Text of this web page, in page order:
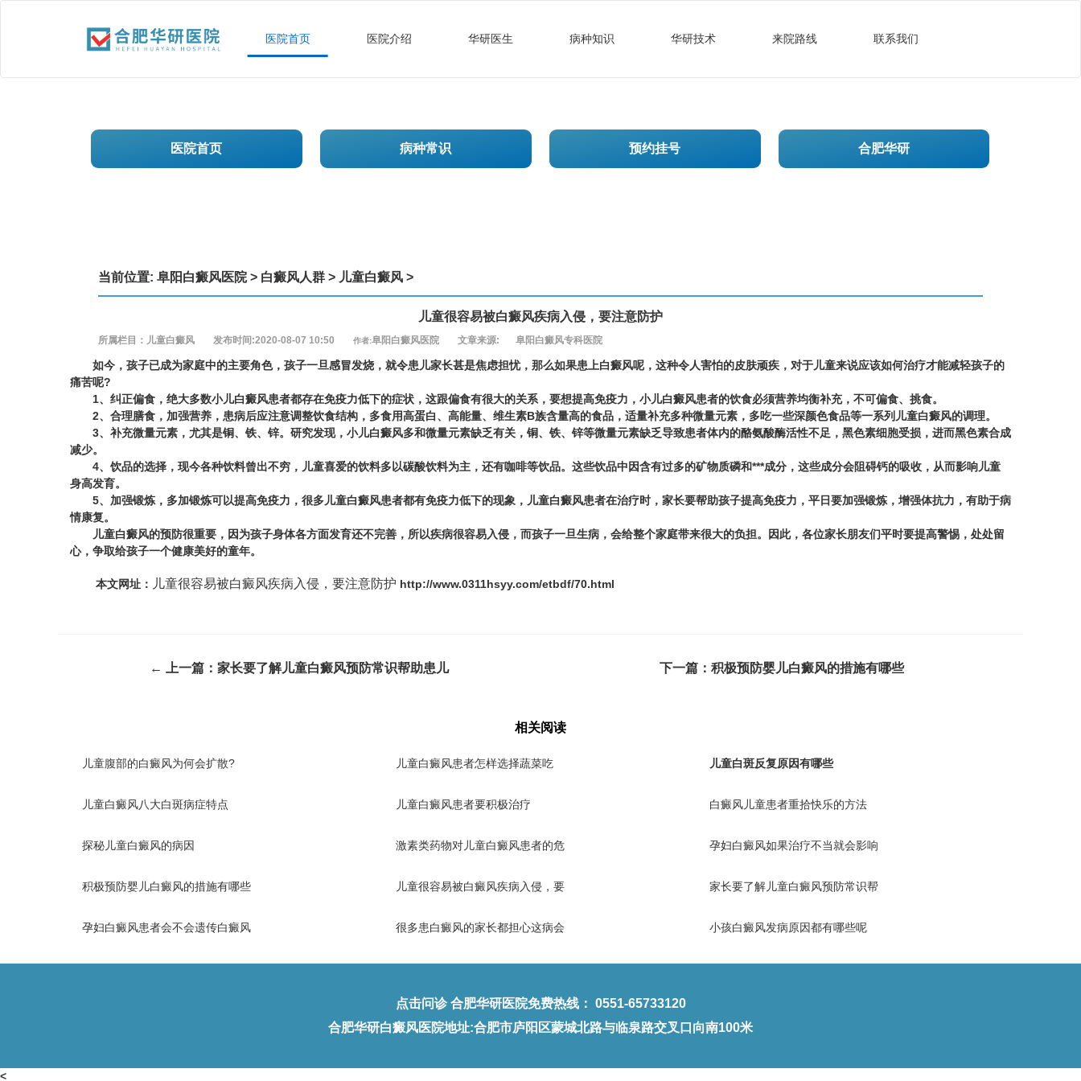
医院首页 医院介绍 华研医生 病种知识 华研技术 来院路线 联系我们
医院首页 病种常识 预约挂号 合肥华研
当前位置:阜阳白癜风医院> 白癜风人群 > 儿童白癜风 >
儿童很容易被白癜风疾病入侵，要注意防护
所属栏目：儿童白癜风 发布时间:2020-08-07 10:50 作者:阜阳白癜风医院 文章来源: 阜阳白癜风专科医院
如今，孩子已成为家庭中的主要角色，孩子一旦感冒发烧，就令患儿家长甚是焦虑担忧，那么如果患上白癜风呢，这种令人害怕的皮肤顽疾，对于儿童来说应该如何治疗才能减轻孩子的
痛苦呢?
1、纠正偏食，绝大多数小儿白癜风患者都存在免疫力低下的症状，这跟偏食有很大的关系，要想提高免疫力，小儿白癜风患者的饮食必须营养均衡补充，不可偏食、挑食。
2、合理膳食，加强营养，患病后应注意调整饮食结构，多食用高蛋白、高能量、维生素B族含量高的食品，适量补充多种微量元素，多吃一些深颜色食品等一系列儿童白癜风的调理。
3、补充微量元素，尤其是铜、铁、锌。研究发现，小儿白癜风多和微量元素缺乏有关，铜、铁、锌等微量元素缺乏导致患者体内的酪氨酸酶活性不足，黑色素细胞受损，进而黑色素合成
减少。
4、饮品的选择，现今各种饮料曾出不穷，儿童喜爱的饮料多以碳酸饮料为主，还有咖啡等饮品。这些饮品中因含有过多的矿物质磷和***成分，这些成分会阻碍钙的吸收，从而影响儿童
身高发育。
5、加强锻炼，多加锻炼可以提高免疫力，很多儿童白癜风患者都有免疫力低下的现象，儿童白癜风患者在治疗时，家长要帮助孩子提高免疫力，平日要加强锻炼，增强体抗力，有助于病
情康复。
儿童白癜风的预防很重要，因为孩子身体各方面发育还不完善，所以疾病很容易入侵，而孩子一旦生病，会给整个家庭带来很大的负担。因此，各位家长朋友们平时要提高警惕，处处留
心，争取给孩子一个健康美好的童年。
本文网址： 儿童很容易被白癜风疾病入侵，要注意防护 http://www.0311hsyy.com/etbdf/70.html
← 上一篇： 家长要了解儿童白癜风预防常识帮助患儿 下一篇： 积极预防婴儿白癜风的措施有哪些
相关阅读
儿童腹部的白癜风为何会扩散? 儿童白癜风患者怎样选择蔬菜吃 儿童白斑反复原因有哪些
儿童白癜风八大白斑病症特点 儿童白癜风患者要积极治疗 白癜风儿童患者重拾快乐的方法
探秘儿童白癜风的病因 激素类药物对儿童白癜风患者的危 孕妇白癜风如果治疗不当就会影响
积极预防婴儿白癜风的措施有哪些 儿童很容易被白癜风疾病入侵，要 家长要了解儿童白癜风预防常识帮
孕妇白癜风患者会不会遗传白癜风 很多患白癜风的家长都担心这病会 小孩白癜风发病原因都有哪些呢
点击问诊合肥华研医院免费热线： 0551-65733120
合肥华研白癜风医院地址:合肥市庐阳区蒙城北路与临泉路交叉口向南100米
<